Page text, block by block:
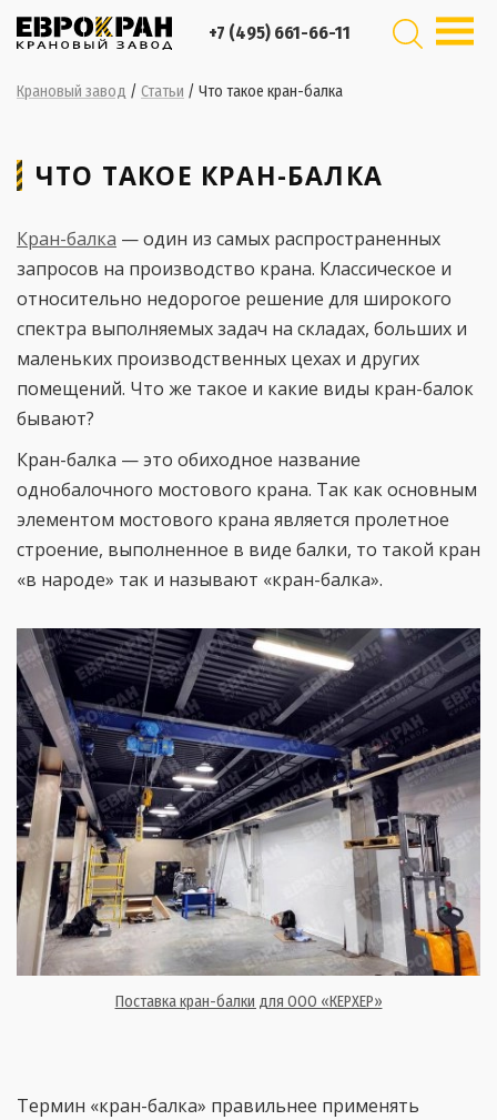
+7 (495) 661-66-11
Крановый завод / Статьи / Что такое кран-балка
ЧТО ТАКОЕ КРАН-БАЛКА
Кран-балка — один из самых распространенных
запросов на производство крана. Классическое и
относительно недорогое решение для широкого
спектра выполняемых задач на складах, больших и
маленьких производственных цехах и других
помещений. Что же такое и какие виды кран-балок
бывают?
Кран-балка — это обиходное название
однобалочного мостового крана. Так как основным
элементом мостового крана является пролетное
строение, выполненное в виде балки, то такой кран
«в народе» так и называют «кран-балка».
Поставка кран-балки для ООО «КЕРХЕР»
Термин «кран-балка» правильнее применять